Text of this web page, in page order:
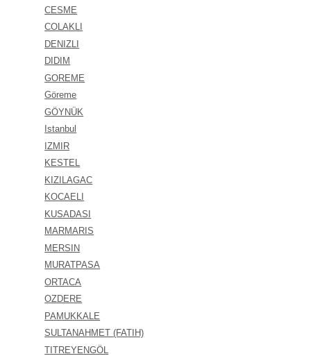
CESME
COLAKLI
DENIZLI
DIDIM
GOREME
Göreme
GÖYNÜK
Istanbul
IZMIR
KESTEL
KIZILAGAC
KOCAELI
KUSADASI
MARMARIS
MERSIN
MURATPASA
ORTACA
OZDERE
PAMUKKALE
SULTANAHMET (FATIH)
TITREYENGÖL